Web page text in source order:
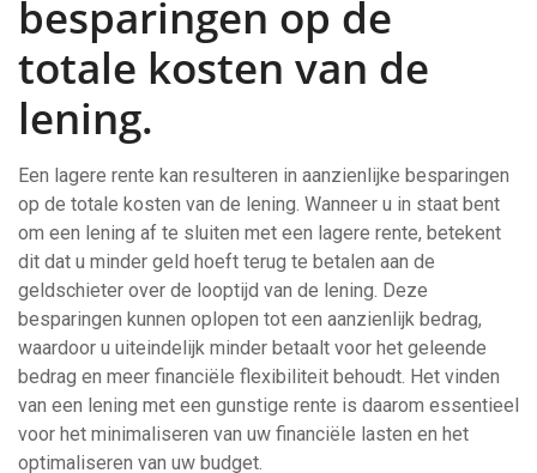
besparingen op de
totale kosten van de
lening.
Een lagere rente kan resulteren in aanzienlijke besparingen
op de totale kosten van de lening. Wanneer u in staat bent
om een lening af te sluiten met een lagere rente, betekent
dit dat u minder geld hoeft terug te betalen aan de
geldschieter over de looptijd van de lening. Deze
besparingen kunnen oplopen tot een aanzienlijk bedrag,
waardoor u uiteindelijk minder betaalt voor het geleende
bedrag en meer financiële flexibiliteit behoudt. Het vinden
van een lening met een gunstige rente is daarom essentieel
voor het minimaliseren van uw financiële lasten en het
optimaliseren van uw budget.